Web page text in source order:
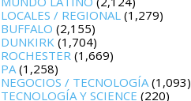
LOCALES / REGIONAL(1,279)
BUFFALO (2,155)
DUNKIRK(1,704)
ROCHESTER(1,669)
PA(1,258)
NEGOCIOS / TECNOLOGÍA(1,093)
TECNOLOGÍA Y SCIENCE (220)